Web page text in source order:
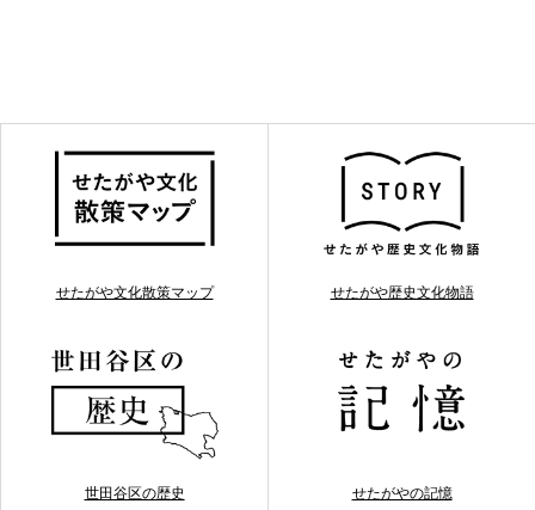
せたがや文化散策マップ せたがや歴史文化物語
世田谷区の歴史 せたがやの記憶